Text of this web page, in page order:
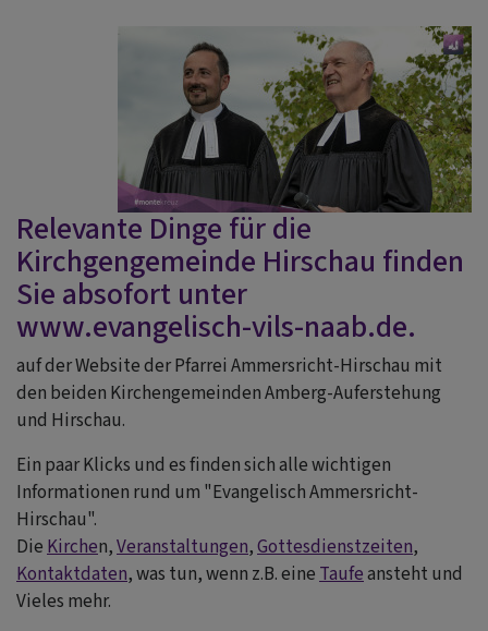
Relevante Dinge für die
Kirchgengemeinde Hirschau finden
Sie absofort unter
www.evangelisch-vils-naab.de.
auf der Website der Pfarrei Ammersricht-Hirschau mit
den beiden Kirchengemeinden Amberg-Auferstehung
und Hirschau.
Ein paar Klicks und es finden sich alle wichtigen
Informationen rund um "Evangelisch Ammersricht-
Hirschau".
Die Kirchen,Veranstaltungen,Gottesdienstzeiten,
Kontaktdaten, was tun, wenn z.B. eine Taufeansteht und
Vieles mehr.